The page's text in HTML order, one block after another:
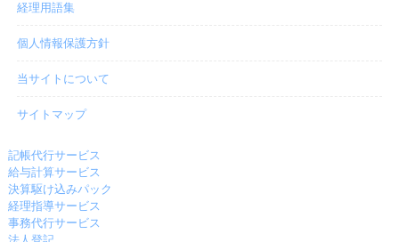
経理用語集
個人情報保護方針
当サイトについて
サイトマップ
記帳代行サービス
給与計算サービス
決算駆け込みパック
経理指導サービス
事務代行サービス